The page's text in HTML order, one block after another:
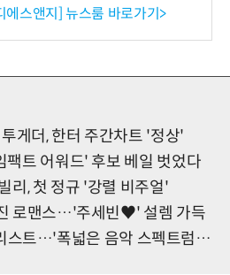
애주기 아우르는 통합 솔루
에스앤지] 뉴스룸 바로가기>
게더, 한터 주간차트 '정상'
팩트 어워드' 후보 베일 벗었다
리, 첫 정규 '강렬 비주얼'
로맨스…'주세빈♥' 설렘 가득
트…'폭넓은 음악 스펙트럼' 주목